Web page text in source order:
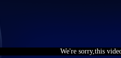
We're sorry,this